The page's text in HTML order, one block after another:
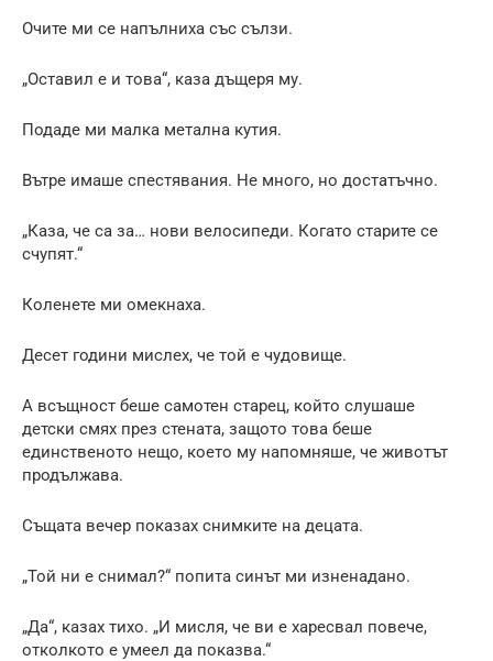
Очите ми се напълниха със сълзи.
„Оставил е и това“, каза дъщеря му.
Подаде ми малка метална кутия.
Вътре имаше спестявания. Не много, но достатъчно.
„Каза, че са за… нови велосипеди. Когато старите се
счупят.“
Коленете ми омекнаха.
Десет години мислех, че той е чудовище.
А всъщност беше самотен старец, който слушаше
детски смях през стената, защото това беше
единственото нещо, което му напомняше, че животът
продължава.
Същата вечер показах снимките на децата.
„Той ни е снимал?“ попита синът ми изненадано.
„Да“, казах тихо. „И мисля, че ви е харесвал повече,
отколкото е умеел да показва.“